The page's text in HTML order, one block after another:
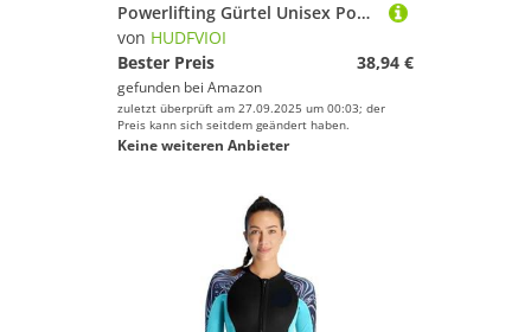
Powerlifting Gürtel Unisex Powerlifting-Gürtel Powerlifting-Trainingsschutzgürtel Lendengewichtheber-Bund Trainingsschutzgürtel(Brown,L)
von HUDFVIOI
Bester Preis
38,94 €
gefunden bei Amazon
zuletzt überprüft am 27.09.2025 um 00:03; der
Preis kann sich seitdem geändert haben.
Keine weiteren Anbieter